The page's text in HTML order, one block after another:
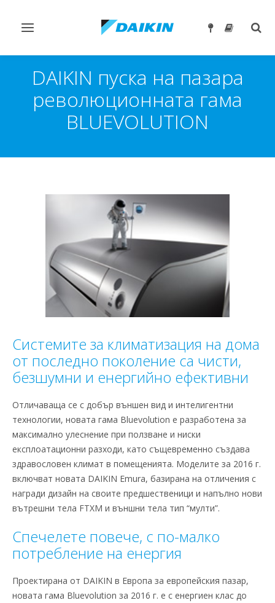
Превключване
навигация
DAIKIN пуска на пазара
революционната гама
BLUEVOLUTION
Системите за климатизация на дома
от последно поколение са чисти,
безшумни и енергийно ефективни
Отличаваща се с добър външен вид и интелигентни
технологии, новата гама Bluevolution е разработена за
максимално улеснение при ползване и ниски
експлоатационни разходи, като същевременно създава
здравословен климат в помещенията. Моделите за 2016 г.
включват новата DAIKIN Emura, базирана на отличения с
награди дизайн на своите предшественици и напълно нови
вътрешни тела FTXM и външни тела тип “мулти”.
Спечелете повече, с по-малко
потребление на енергия
Проектирана от DAIKIN в Европа за европейския пазар,
новата гама Bluevolution за 2016 г. е с енергиен клас до